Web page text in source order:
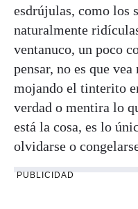
esdrújulas, como los
naturalmente
ventanuco, un poco
pensar, no es que
mojando el tinterito
verdad o mentira lo
está la cosa, es lo
olvidarse o
PUBLICIDAD